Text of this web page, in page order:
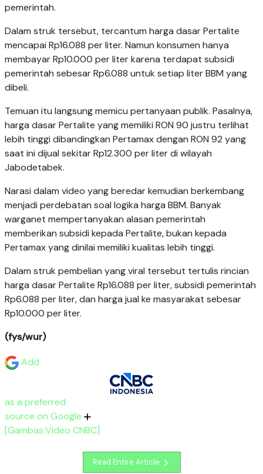
pemerintah.
Dalam struk tersebut, tercantum harga dasar Pertalite
mencapai Rp16.088 per liter. Namun konsumen hanya
membayar Rp10.000 per liter karena terdapat subsidi
pemerintah sebesar Rp6.088 untuk setiap liter BBM yang
dibeli.
Temuan itu langsung memicu pertanyaan publik. Pasalnya,
harga dasar Pertalite yang memiliki RON 90 justru terlihat
lebih tinggi dibandingkan Pertamax dengan RON 92 yang
saat ini dijual sekitar Rp12.300 per liter di wilayah
Jabodetabek.
Narasi dalam video yang beredar kemudian berkembang
menjadi perdebatan soal logika harga BBM. Banyak
warganet mempertanyakan alasan pemerintah
memberikan subsidi kepada Pertalite, bukan kepada
Pertamax yang dinilai memiliki kualitas lebih tinggi.
Dalam struk pembelian yang viral tersebut tertulis rincian
harga dasar Pertalite Rp16.088 per liter, subsidi pemerintah
Rp6.088 per liter, dan harga jual ke masyarakat sebesar
Rp10.000 per liter.
(fys/wur)
Add
as a preferred
source on Google
[Gambas:Video CNBC]
Read Entire Article